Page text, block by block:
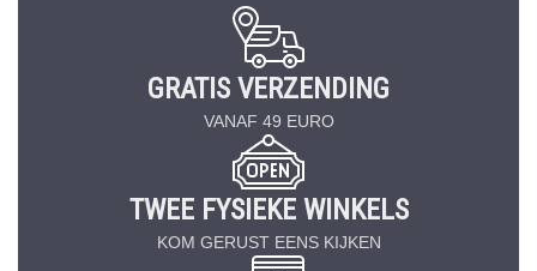
GRATIS VERZENDING
VANAF 49 EURO
TWEE FYSIEKE WINKELS
KOM GERUST EENS KIJKEN